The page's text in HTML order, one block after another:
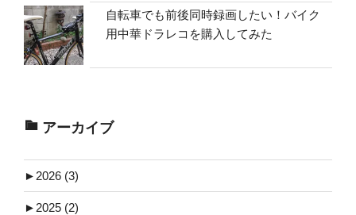
自転車でも前後同時録画したい！バイク
用中華ドラレコを購入してみた
アーカイブ
► 2026 (3)
► 2025 (2)